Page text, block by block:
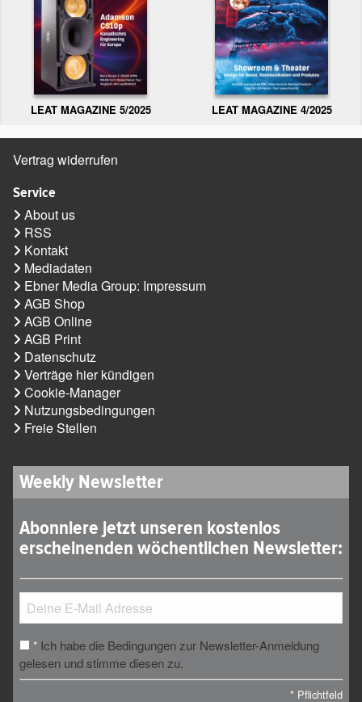
LEAT MAGAZINE 5/2025 LEAT MAGAZINE 4/2025
Vertrag widerrufen
Service
About us
RSS
Kontakt
Mediadaten
Ebner Media Group: Impressum
AGB Shop
AGB Online
AGB Print
Datenschutz
Verträge hier kündigen
Cookie-Manager
Nutzungsbedingungen
Freie Stellen
Weekly Newsletter
Abonniere jetzt unseren kostenlos
erscheinenden wöchentlichen Newsletter:
* Ich habe die Bedingungen zur Newsletter-Anmeldung
gelesen und stimme diesen zu.
* Pflichtfeld